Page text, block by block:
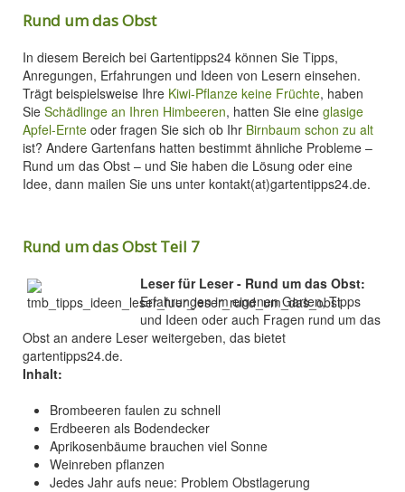
Rund um das Obst
In diesem Bereich bei Gartentipps24 können Sie Tipps,
Anregungen, Erfahrungen und Ideen von Lesern einsehen.
Trägt beispielsweise Ihre Kiwi-Pflanze keine Früchte, haben
Sie Schädlinge an Ihren Himbeeren, hatten Sie eine glasige
Apfel-Ernte oder fragen Sie sich ob Ihr Birnbaum schon zu alt
ist? Andere Gartenfans hatten bestimmt ähnliche Probleme –
Rund um das Obst – und Sie haben die Lösung oder eine
Idee, dann mailen Sie uns unter kontakt(at)gartentipps24.de.
Rund um das Obst Teil 7
Leser für Leser - Rund um das Obst:
Erfahrungen im eigenen Garten, Tipps
und Ideen oder auch Fragen rund um das
Obst an andere Leser weitergeben, das bietet
gartentipps24.de.
Inhalt:
Brombeeren faulen zu schnell
Erdbeeren als Bodendecker
Aprikosenbäume brauchen viel Sonne
Weinreben pflanzen
Jedes Jahr aufs neue: Problem Obstlagerung